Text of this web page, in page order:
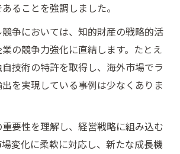
ることを強調しました。
争においては、知的財産の戦略的活
の競争力強化に直結します。たとえ
技術の特許を取得し、海外市場でラ
を実現している事例は少なくありま
要性を理解し、経営戦略に組み込む
変化に柔軟に対応し、新たな成長機